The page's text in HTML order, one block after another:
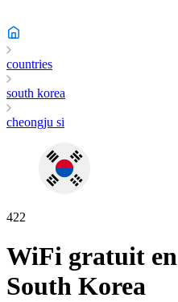
countries
south korea
cheongju si
422
WiFi gratuit en
South Korea